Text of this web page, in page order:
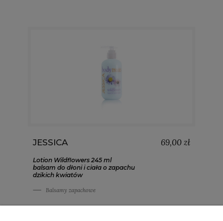
JESSICA
Lotion Wildflowers 245 ml
balsam do dłoni i ciała o zapachu
dzikich kwiatów
Balsamy zapachowe
69,00 zł